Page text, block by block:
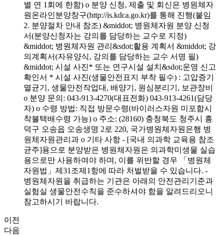
별 연 1회에 한함) o 분양 신청, 제출 및 회신은 병원체자
원온라인분양창구(http://is.kdca.go.kr)를 통해 진행(붙임
2. 분양절차 안내 참조) &middot; 병원체자원 분양 신청
서(분양신청자는 강의를 담당하는 교수로 지정)
&middot; 병원체자원 관리&sdot;활용 계획서 &middot; 강
의계획서(자유양식, 강의를 담당하는 교수 서명 필)
&middot; 시설 사진* 또는 연구시설 설치&sdot;운영 신고
확인서 * 시설 사진(생물안전표지 부착 필수) : 고압증기
멸균기, 생물안전작업대, 배양기, 원심분리기, 보관장비
o 분양 문의: 043-913-4270(대표전화) 043-913-4261(담당
자) o 수령 방법: 직접 방문수령(바이러스자원 미포함시
착불택배수령 가능) o 주소: (28160) 충청북도 청주시 흥
덕구 오송읍 오송생명 2로 220, 국가병원체자원은행 병
원체자원관리과 o 기타 사항 - [국내 의과학 교육용 참조
균주]용으로 분양받은 병원체자원은 의과학미생물 실습
용으로만 사용하여야 하며, 이를 위반할 경우 「병원체
자원법」제31조제1항에 따라 처벌받을 수 있습니다. -
병원체자원을 취급하는 기관은 아래의 안전관리기준과
실험실 생물안전수칙을 준수하셔야 함을 알려드리오니
참고하시기 바랍니다.
이전
다음